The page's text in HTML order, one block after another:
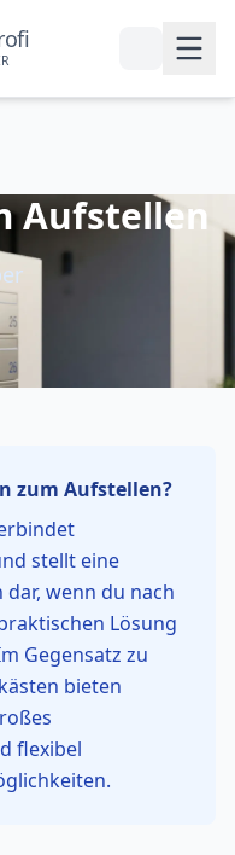
Aufstellen
zum Aufstellen?
stellt eine
wenn du nach
Lösung
Gegensatz zu
bieten
flexibel